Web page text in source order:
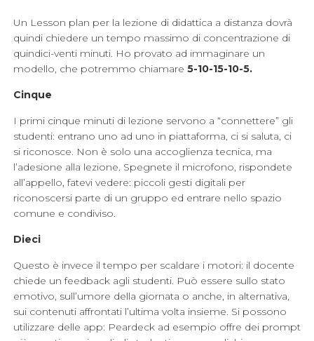
Un Lesson plan per la lezione di didattica a distanza dovrà
quindi chiedere un tempo massimo di concentrazione di
quindici-venti minuti. Ho provato ad immaginare un
modello, che potremmo chiamare 5-10-15-10-5.
Cinque
I primi cinque minuti di lezione servono a “connettere” gli
studenti: entrano uno ad uno in piattaforma, ci si saluta, ci
si riconosce. Non è solo una accoglienza tecnica, ma
l’adesione alla lezione. Spegnete il microfono, rispondete
all’appello, fatevi vedere: piccoli gesti digitali per
riconoscersi parte di un gruppo ed entrare nello spazio
comune e condiviso.
Dieci
Questo è invece il tempo per scaldare i motori: il docente
chiede un feedback agli studenti. Può essere sullo stato
emotivo, sull’umore della giornata o anche, in alternativa,
sui contenuti affrontati l’ultima volta insieme. Si possono
utilizzare delle app: Peardeck ad esempio offre dei prompt